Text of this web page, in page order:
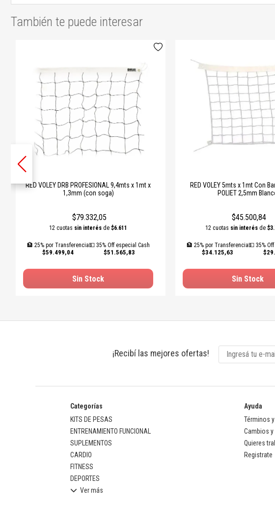
También te puede interesar
RED VOLEY DRB PROFESIONAL 9,4mts x 1mt x
1,3mm (con soga)
$79.332,05
12 cuotas sin interés de $6.611
🏦 25% por Transferencia
$59.499,04
💵 35% Off especial Cash
$51.565,83
Sin Stock
RED VOLEY 5mts x 1mt Con
POLIET 2,5mm
$45.500,84
12 cuotas sin interésde
🏦 25% por Transferencia
$34.125,63
💵 35%
Sin Stock
¡Recibí las mejores ofertas!
Categorías
KITS DE PESAS
ENTRENAMIENTO FUNCIONAL
SUPLEMENTOS
CARDIO
FITNESS
DEPORTES
Ver más
Ayuda
Términos
Cambios
Quieres
Registrate